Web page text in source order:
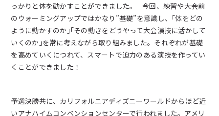
っかりと体を動かすことができました。 今回、練習や大会前
のウォーミングアップではかなり”基礎”を意識し、｢体をどの
ように動かすのか｣｢その動きをどうやって大会演技に活かして
いくのか｣を常に考えながら取り組みました。それぞれが基礎
を高めていくにつれて、スマートで迫力のある演技を作ってい
くことができました！
予選決勝共に、カリフォルニアディズニーワールドからほど近
いアナハイムコンベンションセンターで行われました。アメリ